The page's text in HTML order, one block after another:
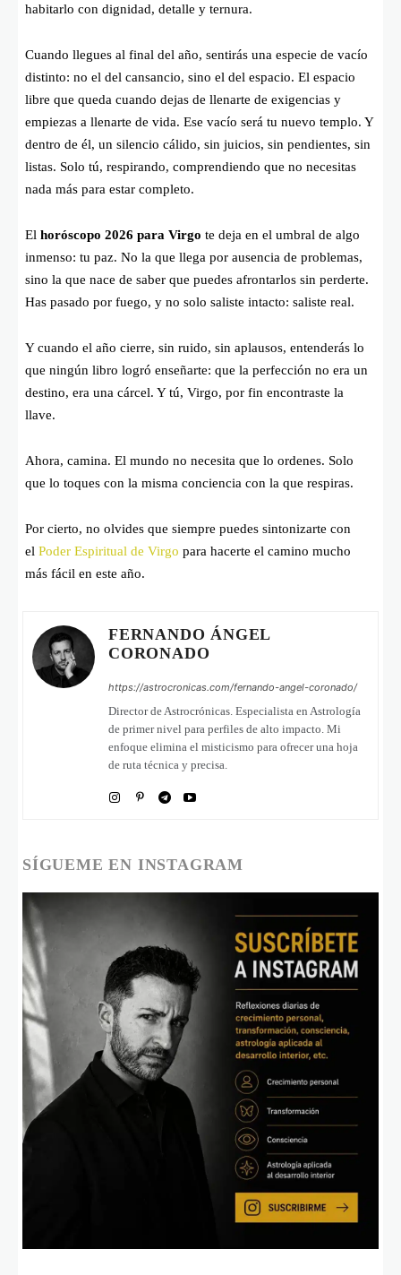
habitarlo con dignidad, detalle y ternura.
Cuando llegues al final del año, sentirás una especie de vacío
distinto: no el del cansancio, sino el del espacio. El espacio
libre que queda cuando dejas de llenarte de exigencias y
empiezas a llenarte de vida. Ese vacío será tu nuevo templo. Y
dentro de él, un silencio cálido, sin juicios, sin pendientes, sin
listas. Solo tú, respirando, comprendiendo que no necesitas
nada más para estar completo.
El horóscopo 2026 para Virgo te deja en el umbral de algo
inmenso: tu paz. No la que llega por ausencia de problemas,
sino la que nace de saber que puedes afrontarlos sin perderte.
Has pasado por fuego, y no solo saliste intacto: saliste real.
Y cuando el año cierre, sin ruido, sin aplausos, entenderás lo
que ningún libro logró enseñarte: que la perfección no era un
destino, era una cárcel. Y tú, Virgo, por fin encontraste la
llave.
Ahora, camina. El mundo no necesita que lo ordenes. Solo
que lo toques con la misma conciencia con la que respiras.
Por cierto, no olvides que siempre puedes sintonizarte con
el Poder Espiritual de Virgo para hacerte el camino mucho
más fácil en este año.
FERNANDO ÁNGEL
CORONADO
https://astrocronicas.com/fernando-angel-coronado/
Director de Astrocrónicas. Especialista en Astrología
de primer nivel para perfiles de alto impacto. Mi
enfoque elimina el misticismo para ofrecer una hoja
de ruta técnica y precisa.
SÍGUEME EN INSTAGRAM